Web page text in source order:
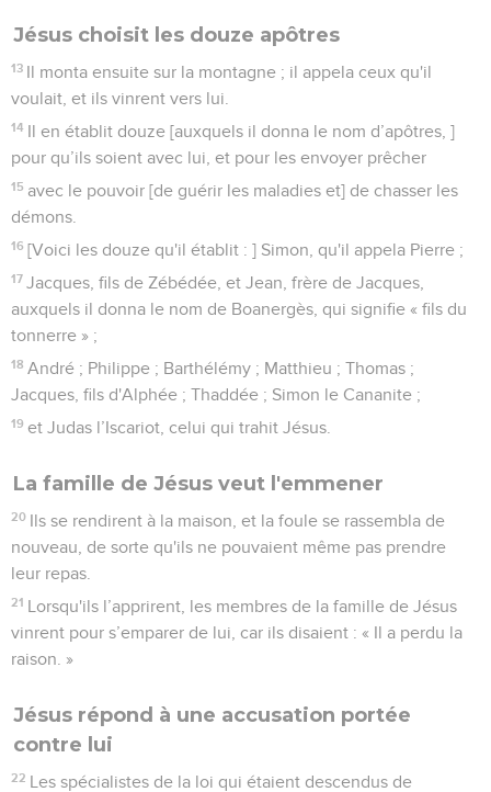
Jésus choisit les douze apôtres
13 Il monta ensuite sur la montagne ; il appela ceux qu'il
voulait, et ils vinrent vers lui.
14 Il en établit douze [auxquels il donna le nom d’apôtres, ]
pour qu’ils soient avec lui, et pour les envoyer prêcher
15 avec le pouvoir [de guérir les maladies et] de chasser les
démons.
16 [Voici les douze qu'il établit : ] Simon, qu'il appela Pierre ;
17 Jacques, fils de Zébédée, et Jean, frère de Jacques,
auxquels il donna le nom de Boanergès, qui signifie « fils du
tonnerre » ;
18 André ; Philippe ; Barthélémy ; Matthieu ; Thomas ;
Jacques, fils d'Alphée ; Thaddée ; Simon le Cananite ;
19 et Judas l’Iscariot, celui qui trahit Jésus.
La famille de Jésus veut l'emmener
20 Ils se rendirent à la maison, et la foule se rassembla de
nouveau, de sorte qu'ils ne pouvaient même pas prendre
leur repas.
21 Lorsqu'ils l’apprirent, les membres de la famille de Jésus
vinrent pour s’emparer de lui, car ils disaient : « Il a perdu la
raison. »
Jésus répond à une accusation portée
contre lui
22 Les spécialistes de la loi qui étaient descendus de